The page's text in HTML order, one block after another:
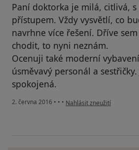
Paní doktorka je milá, citlivá, s
přístupem. Vždy vysvětlí, co
navrhne více řešení. Dříve
chodit, to nyni neznám.
Ocenuji také moderní
úsměvavý personál a
spokojená.
2. června 2016 • • • podle názoru uživatele
Nahlásit zneužití